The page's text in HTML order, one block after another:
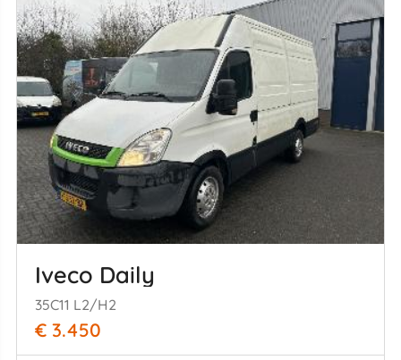
Iveco Daily
35C11 L2/H2
€ 3.450